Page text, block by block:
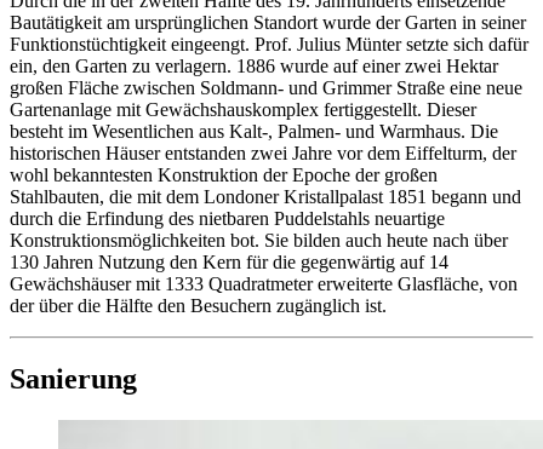
Bautätigkeit am ursprünglichen Standort wurde der Garten in seiner
Funktionstüchtigkeit eingeengt. Prof. Julius Münter setzte sich dafür
ein, den Garten zu verlagern. 1886 wurde auf einer zwei Hektar
großen Fläche zwischen Soldmann- und Grimmer Straße eine neue
Gartenanlage mit Gewächshauskomplex fertiggestellt. Dieser
besteht im Wesentlichen aus Kalt-, Palmen- und Warmhaus. Die
historischen Häuser entstanden zwei Jahre vor dem Eiffelturm, der
wohl bekanntesten Konstruktion der Epoche der großen
Stahlbauten, die mit dem Londoner Kristallpalast 1851 begann und
durch die Erfindung des nietbaren Puddelstahls neuartige
Konstruktionsmöglichkeiten bot. Sie bilden auch heute nach über
130 Jahren Nutzung den Kern für die gegenwärtig auf 14
Gewächshäuser mit 1333 Quadratmeter erweiterte Glasfläche, von
der über die Hälfte den Besuchern zugänglich ist.
Sanierung